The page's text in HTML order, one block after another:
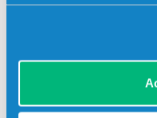
Compatibile per